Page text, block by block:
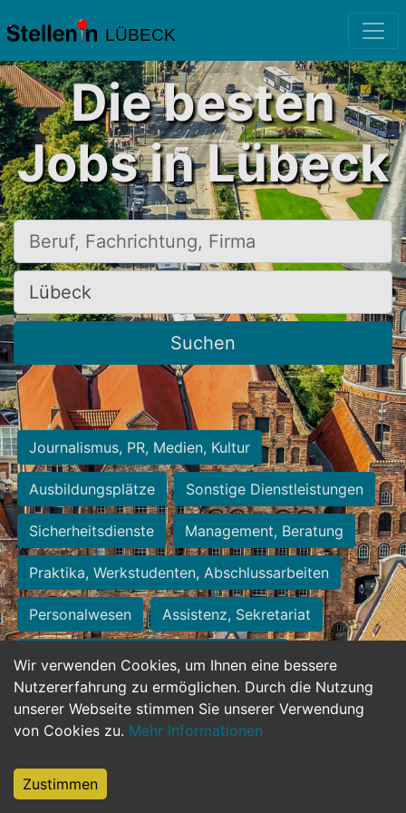
LÜBECK
Wir verwenden Cookies, um Ihnen eine bessere
Nutzererfahrung zu ermöglichen. Durch die Nutzung
unserer Webseite stimmen Sie unserer Verwendung
von Cookies zu. Mehr Informationen
Zustimmen
Die besten
Jobs in Lübeck
Beruf, Fachrichtung, Firma
Ort, Stadt
Suchen
Journalismus, PR, Medien, Kultur
Ausbildungsplätze Sonstige Dienstleistungen
Sicherheitsdienste Management, Beratung
Praktika, Werkstudenten, Abschlussarbeiten
Personalwesen Assistenz, Sekretariat
Hilfskräfte, Aushilfs- und Nebenjobs
Einkauf, Logistik, Materialwirtschaft
Weiterbildung, Studium, duale Ausbildung
Tourismus